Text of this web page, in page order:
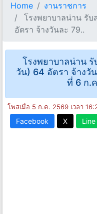
Home
งานราชการ
โรงพยาบาลน่าน รั
อัตรา จ้างวันละ 79..
โรงพยาบาลน่าน
วัน) 64 อัตรา จ้างวั
ที่ 6 ก.
โพสเมื่อ 5 ก.ค. 2569 เวลา
Facebook X Line